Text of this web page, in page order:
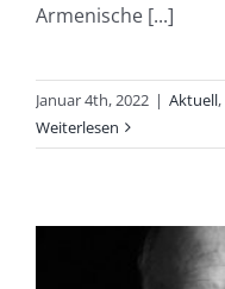
Armenische [...]
Januar 4th, 2022 | Aktuell,
Weiterlesen